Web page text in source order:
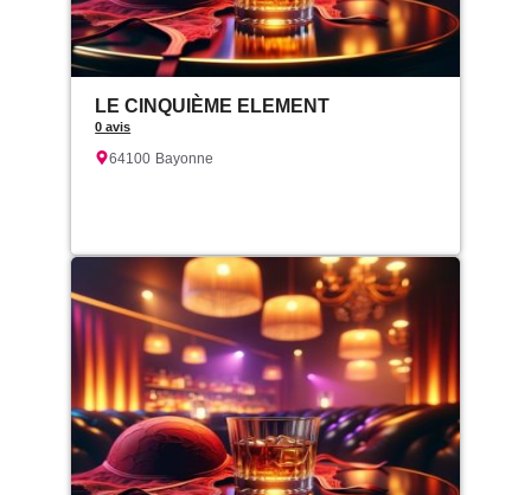
LE CINQUIÈME ELEMENT
0 avis
64100 Bayonne